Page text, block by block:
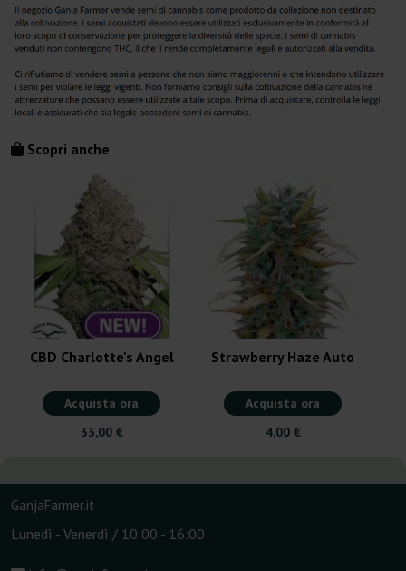
Scopri anche
CBD Charlotte's Angel
Acquista ora
33,00 €
Strawberry Haze Auto
Acquista ora
4,00 €
GanjaFarmer.it
Lunedì - Venerdì / 10:00 - 16:00